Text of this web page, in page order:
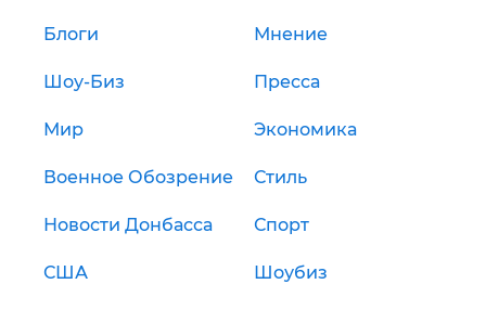
Блоги Мнение
Шоу-Биз Пресса
Мир Экономика
Военное Обозрение Стиль
Новости Донбасса Спорт
США Шоубиз